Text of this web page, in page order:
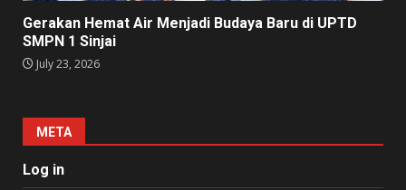
Gerakan Hemat Air Menjadi Budaya Baru di UPTD
SMPN 1 Sinjai
July 23, 2026
META
Log in